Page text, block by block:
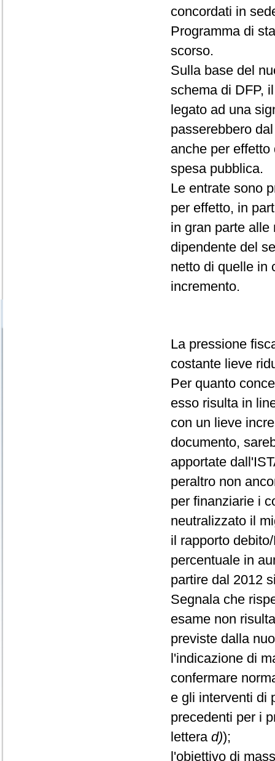
concordati in
Programma di
scorso.
Sulla base del
schema di DFP,
legato ad una
passerebbero
anche per
spesa pubblica.
Le entrate sono
per effetto, in
in gran parte
dipendente del
netto di quelle in
incremento.
La pressione
costante lieve
Per quanto
esso risulta in
con un lieve
documento,
apportate
peraltro non
per finanziarie i
neutralizzato il
il rapporto
percentuale in
partire dal 2012
Segnala che
esame non
previste dalla
l'indicazione di
confermare
e gli interventi di
precedenti per i
lettera d));
l'obiettivo di